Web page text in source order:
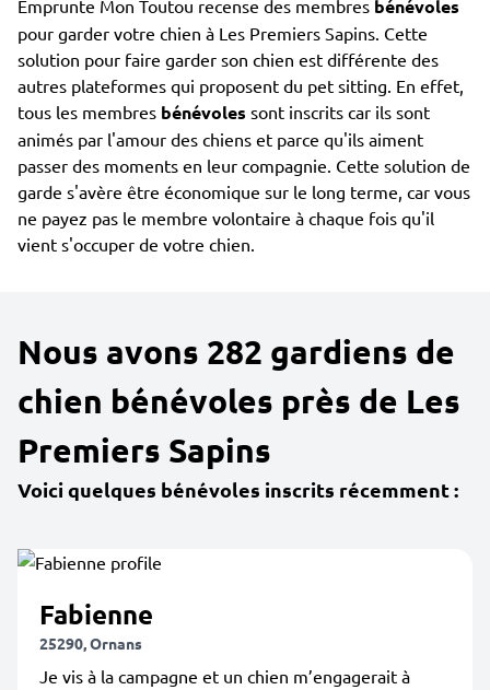
Emprunte Mon Toutou recense des membres bénévoles
pour garder votre chien à Les Premiers Sapins. Cette
solution pour faire garder son chien est différente des
autres plateformes qui proposent du pet sitting. En effet,
tous les membres bénévoles sont inscrits car ils sont
animés par l'amour des chiens et parce qu'ils aiment
passer des moments en leur compagnie. Cette solution de
garde s'avère être économique sur le long terme, car vous
ne payez pas le membre volontaire à chaque fois qu'il
vient s'occuper de votre chien.
Nous avons 282 gardiens de
chien bénévoles près de Les
Premiers Sapins
Voici quelques bénévoles inscrits récemment :
Fabienne
25290, Ornans
Je vis à la campagne et un chien m’engagerait à